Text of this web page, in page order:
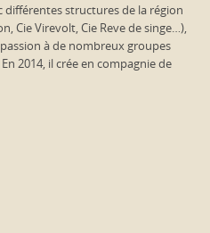
différentes structures de la région
Cie Virevolt, Cie Reve de singe…),
à de nombreux groupes
2014, il crée en compagnie de